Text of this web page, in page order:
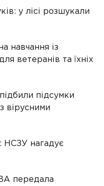
у лісі розшукали
навчання із
ветеранів та їхніх
підсумки
вірусними
НСЗУ нагадує
передала